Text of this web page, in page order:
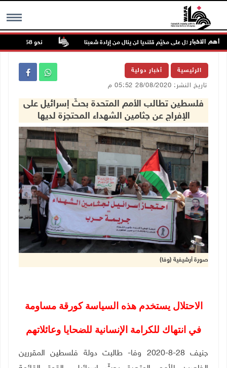
MENU أهم الاخبار
الاحتلال على مخيّم قلنديا لن ينال من إرادة شعبنا
الرئيسية أخبار دولية
تاريخ النشر: 28/08/2020 05:52 م
فلسطين تطالب الأمم المتحدة بحثّ إسرائيل على
الإفراج عن جثامين الشهداء المحتجزة لديها
صورة أرشيفية (وفا)
الاحتلال يستخدم هذه السياسة كورقة مساومة
في انتهاك للكرامة الإنسانية للضحايا وعائلاتهم
جنيف 28-8-2020 وفا- طالبت دولة فلسطين المقررين